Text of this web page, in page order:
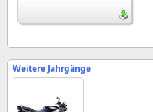
Weitere Jahrgänge